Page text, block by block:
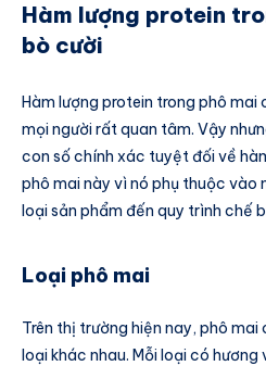
Hàm lượng protein
bò cười
Hàm lượng protein trong phô
mọi người rất quan tâm. Vậy
con số chính xác tuyệt đối về
phô mai này vì nó phụ thuộc vào
loại sản phẩm đến quy trình chế
Loại phô mai
Trên thị trường hiện nay, phô
loại khác nhau. Mỗi loại có